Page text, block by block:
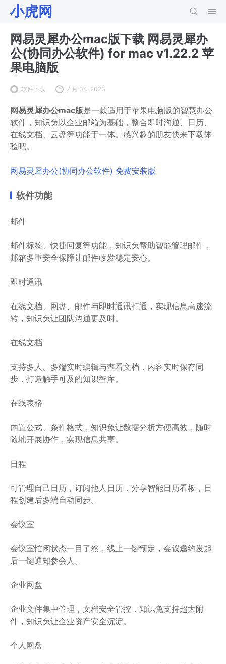
小虎网
网易灵犀办公mac版下载 网易灵犀办
公(协同办公软件) for mac v1.22.2 苹
果电脑版
软件下载 7 月 04, 2023
网易灵犀办公mac版是一款适用于苹果电脑版的智慧办公
软件，知识兔以企业邮箱为基础，整合即时沟通、日历、
在线文档、云盘等功能于一体。感兴趣的朋友快来下载体
验吧。
网易灵犀办公(协同办公软件) 免费安装版
软件功能
邮件
邮件标签、快捷回复等功能，知识兔帮助智能管理邮件，
邮箱多重安全保障让邮件收发稳定安心。
即时通讯
在线文档、网盘、邮件与即时通讯打通，实现信息高速流
转，知识兔让团队沟通更及时。
在线文档
支持多人、多端实时编辑与查看文档，内容实时保存同
步，打造触手可及的知识智库。
在线表格
内置公式、条件格式，知识兔让数据分析方便高效，随时
随地开展协作，实现信息共享。
日程
可管理自己日历，订阅他人日历，分享智能日历看板，日
程创建后多端自动同步。
会议室
会议室忙闲状态一目了然，线上一键预定，会议邀约发起
后一键通知参会人。
企业网盘
企业文件集中管理，文档安全管控，知识兔支持超大附
件，知识兔让企业资产安全沉淀。
个人网盘